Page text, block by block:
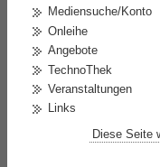
Mediensuche/Konto
Onleihe
Angebote
TechnoThek
Veranstaltungen
Links
Diese Seite